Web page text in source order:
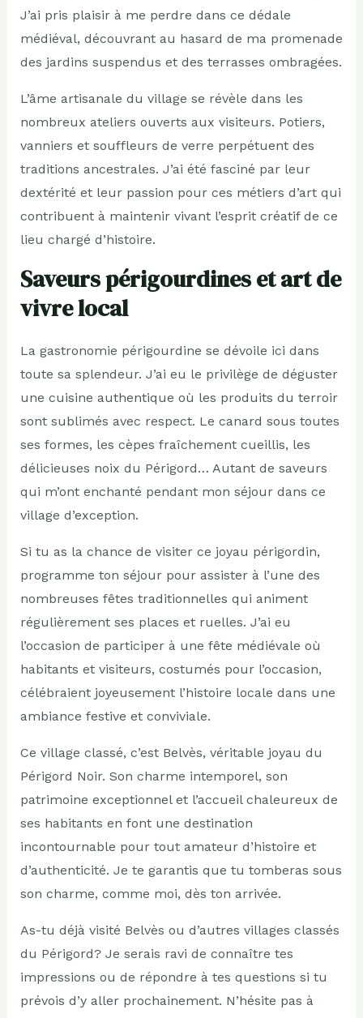
J’ai pris plaisir à me perdre dans ce dédale
médiéval, découvrant au hasard de ma promenade
des jardins suspendus et des terrasses ombragées.
L’âme artisanale du village se révèle dans les
nombreux ateliers ouverts aux visiteurs. Potiers,
vanniers et souffleurs de verre perpétuent des
traditions ancestrales. J’ai été fasciné par leur
dextérité et leur passion pour ces métiers d’art qui
contribuent à maintenir vivant l’esprit créatif de ce
lieu chargé d’histoire.
Saveurs périgourdines et art de
vivre local
La gastronomie périgourdine se dévoile ici dans
toute sa splendeur. J’ai eu le privilège de déguster
une cuisine authentique où les produits du terroir
sont sublimés avec respect. Le canard sous toutes
ses formes, les cèpes fraîchement cueillis, les
délicieuses noix du Périgord… Autant de saveurs
qui m’ont enchanté pendant mon séjour dans ce
village d’exception.
Si tu as la chance de visiter ce joyau périgordin,
programme ton séjour pour assister à l’une des
nombreuses fêtes traditionnelles qui animent
régulièrement ses places et ruelles. J’ai eu
l’occasion de participer à une fête médiévale où
habitants et visiteurs, costumés pour l’occasion,
célébraient joyeusement l’histoire locale dans une
ambiance festive et conviviale.
Ce village classé, c’est Belvès, véritable joyau du
Périgord Noir. Son charme intemporel, son
patrimoine exceptionnel et l’accueil chaleureux de
ses habitants en font une destination
incontournable pour tout amateur d’histoire et
d’authenticité. Je te garantis que tu tomberas sous
son charme, comme moi, dès ton arrivée.
As-tu déjà visité Belvès ou d’autres villages classés
du Périgord? Je serais ravi de connaître tes
impressions ou de répondre à tes questions si tu
prévois d’y aller prochainement. N’hésite pas à